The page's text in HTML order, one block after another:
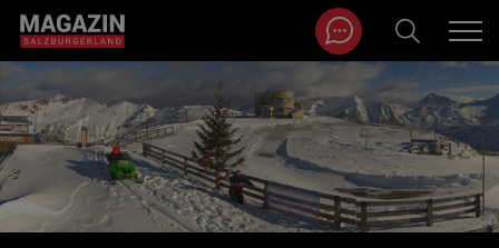
Zum Inhalt springen
BEITRÄGE IN MEINER NÄHE
Magazin durchsuchen...